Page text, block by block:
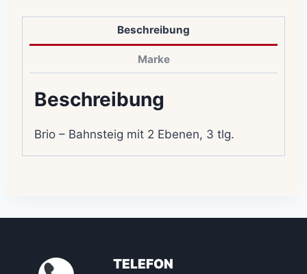
Beschreibung
Marke
Beschreibung
Brio – Bahnsteig mit 2 Ebenen, 3 tlg.
TELEFON